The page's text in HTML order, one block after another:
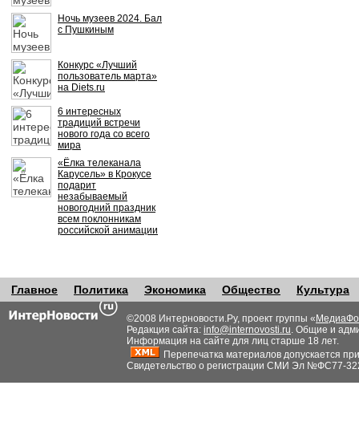
Ночь музеев 2024. Бал
с Пушкиным
Конкурс «Лучший
пользователь марта»
на Diets.ru
6 интересных
традиций встречи
нового года со всего
мира
«Ёлка телеканала
Карусель» в Крокусе
подарит
незабываемый
новогодний праздник
всем поклонникам
российской анимации
Главное Политика Экономика Общество Культура
©2008 Интерновости.Ру, проект группы «
Редакция сайта: info@internovosti.ru. Общие и
Информация на сайте для лиц старше 18 лет.
Перепечатка материалов допускается
Свидетельство о регистрации СМИ Эл №ФС77-